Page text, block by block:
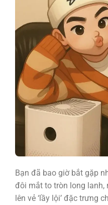
Bạn đã bao giờ bắt gặp
đôi mắt to tròn long lanh,
lên vẻ ‘lầy lội’ đặc trưng